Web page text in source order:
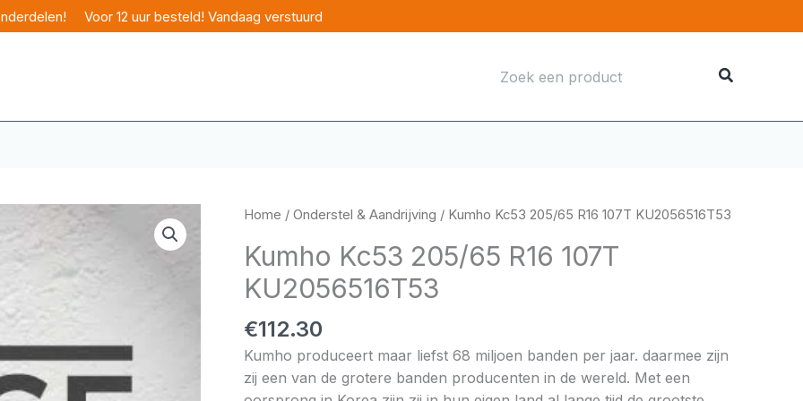
Voor 12 uur besteld! Vandaag verstuurd
naar:
Home / Onderstel & Aandrijving / Kumho Kc53 205/65 R16 107T KU2056516T53
Kumho Kc53 205/65 R16 107T
KU2056516T53
€112.30
Kumho produceert maar liefst 68 miljoen banden per jaar. daarmee zijn
zij een van de grotere banden producenten in de wereld. Met een